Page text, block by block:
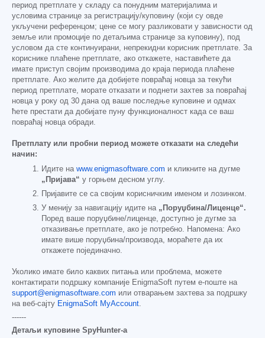
период претплате у складу са понудним материјалима и
условима странице за регистрацију/куповину (који су овде
укључени референцом; цене се могу разликовати у зависности од
земље или промоције по детаљима странице за куповину), под
условом да сте континуирани, непрекидни корисник претплате. За
кориснике плаћене претплате, ако откажете, наставићете да
имате приступ својим производима до краја периода плаћене
претплате. Ако желите да добијете повраћај новца за текући
период претплате, морате отказати и поднети захтев за повраћај
новца у року од 30 дана од ваше последње куповине и одмах
ћете престати да добијате пуну функционалност када се ваш
повраћај новца обради.
Претплату или пробни период можете отказати на следећи
начин:
Идите на www.enigmasoftware.com и кликните на дугме
„Пријава“ у горњем десном углу.
Пријавите се са својим корисничким именом и лозинком.
У менију за навигацију идите на „Поруџбина/Лиценце“.
Поред ваше поруџбине/лиценце, доступно је дугме за
отказивање претплате, ако је потребно. Напомена: Ако
имате више поруџбина/производа, мораћете да их
откажете појединачно.
Уколико имате било каквих питања или проблема, можете
контактирати подршку компаније EnigmaSoft путем е-поште на
support@enigmasoftware.com или отварањем захтева за подршку
на веб-сајту EnigmaSoft MyAccount.
------
Детаљи куповине SpyHunter-а